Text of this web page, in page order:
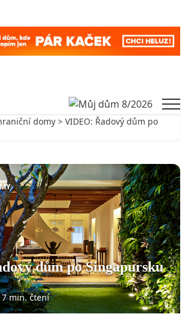
domy > VIDEO: Řadový dům po
dům po Singapursku
7 min. čtení